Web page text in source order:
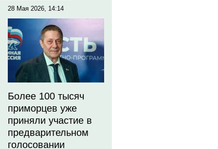
28 Мая 2026, 14:14
Более 100 тысяч
приморцев уже
приняли участие в
предварительном
голосовании